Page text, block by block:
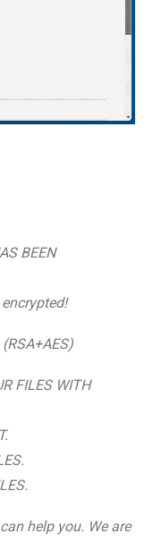
BEEN
FILES WITH
help you. We are